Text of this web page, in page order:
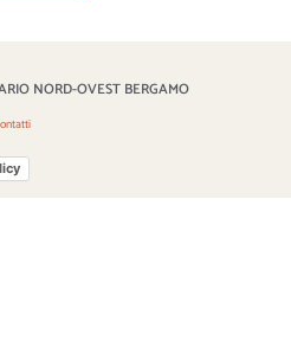
NORD-OVEST BERGAMO